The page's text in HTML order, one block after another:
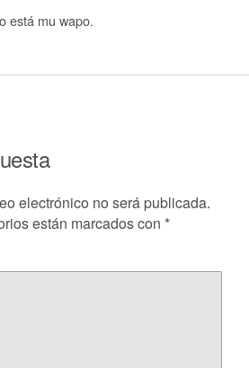
está mu wapo.
electrónico no será publicada.
están marcados con *